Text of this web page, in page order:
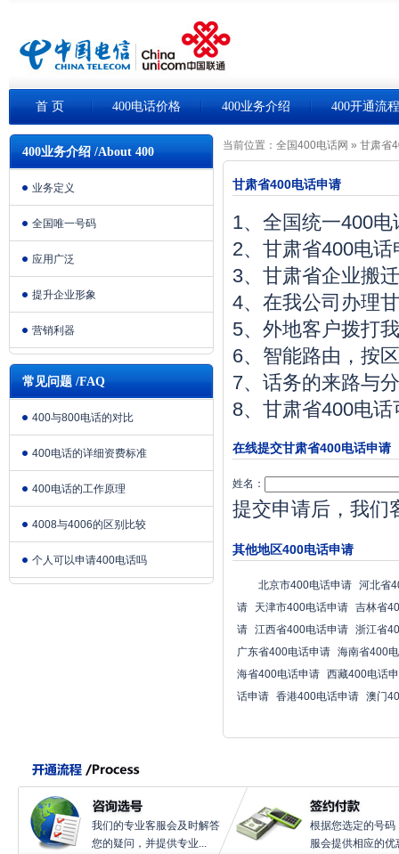
首 页 400电话价格 400业务介绍 400开通流程
400业务介绍 /About 400
业务定义
全国唯一号码
应用广泛
提升企业形象
营销利器
常见问题 /FAQ
400与800电话的对比
400电话的详细资费标准
400电话的工作原理
4008与4006的区别比较
个人可以申请400电话吗
当前位置： 全国400电话网 » 甘肃省
甘肃省400电话申请
1、全国统一400
2、甘肃省400电
3、甘肃省企业搬
4、在我公司办理
5、外地客户拨打
6、智能路由，按
7、话务的来路与
8、甘肃省400电
在线提交甘肃省400电话申请
姓名：
提交申请后，我们
其他地区400电话申请
北京市400电话申请 河北省
请
天津市400电话申请 吉林省
请 江西省400电话申请 浙江省
广东省400电话申请 海南省400
海省400电话申请 西藏400电话
话申请 香港400电话申请 澳门
我们的专业客服会及时解答
您的疑问，并提供专业...
根据您选定的号码
服会提供相应的优